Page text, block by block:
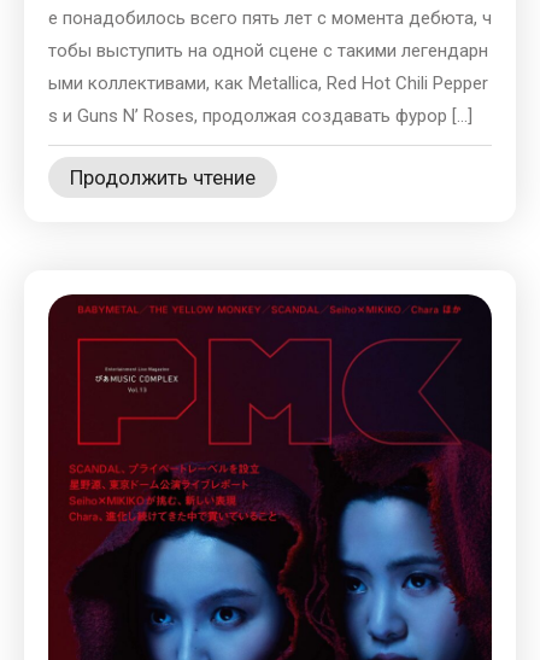
е понадобилось всего пять лет с момента дебюта, ч
тобы выступить на одной сцене с такими легендарн
ыми коллективами, как Metallica, Red Hot Chili Pepper
s и Guns N’ Roses, продолжая создавать фурор […]
Продолжить чтение